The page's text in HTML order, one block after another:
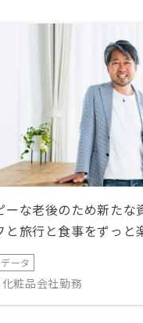
ーな老後のため新たな
と旅行と食事をずっと
ータ
粧品会社勤務